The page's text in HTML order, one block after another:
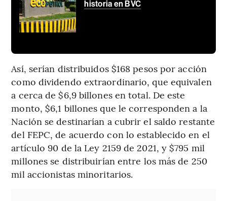
historia en BVC
Así, serían distribuidos $168 pesos por acción
como dividendo extraordinario, que equivalen
a cerca de $6,9 billones en total. De este
monto, $6,1 billones que le corresponden a la
Nación se destinarían a cubrir el saldo restante
del FEPC, de acuerdo con lo establecido en el
artículo 90 de la Ley 2159 de 2021, y $795 mil
millones se distribuirían entre los más de 250
mil accionistas minoritarios.